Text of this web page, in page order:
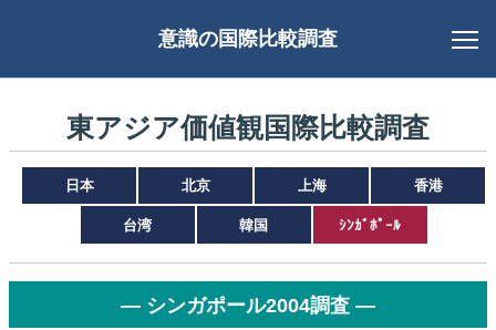
意識の国際比較調査
東アジア価値観国際比較調査
日本 北京 上海 香港
台湾 韓国 ｼﾝｶﾞﾎﾟｰﾙ
― シンガポール2004調査 ―